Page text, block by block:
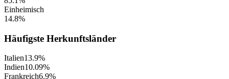
Einheimisch
14.8%
Häufigste Herkunftsländer
Italien13.9%
Indien10.09%
Frankreich6.9%